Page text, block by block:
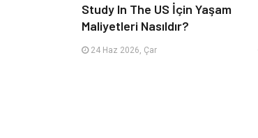
Study In The US İçin Yaşam
Maliyetleri Nasıldır?
24 Haz 2026, Çar